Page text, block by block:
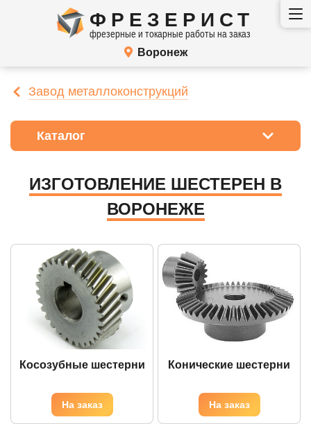
ФРЕЗЕРИСТ
фрезерные и токарные работы на заказ
Воронеж
Завод металлоконструкций
Каталог
ИЗГОТОВЛЕНИЕ ШЕСТЕРЕН В
ВОРОНЕЖЕ
Косозубные шестерни Конические шестерни